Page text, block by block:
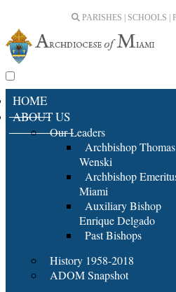
PARISHES | SCHOOLS |
HOME
ABOUT US
Our Leaders
Archbishop Thomas
Wenski
Archbishop
Miami
Auxiliary Bishop
Enrique Delgado
Past Bishops
History 1958-2018
ADOM Snapshot